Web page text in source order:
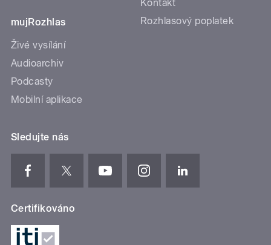
mujRozhlas
Živé vysílání
Audioarchiv
Podcasty
Mobilní aplikace
Kontakt
Rozhlasový poplatek
Sledujte nás
Certifikováno